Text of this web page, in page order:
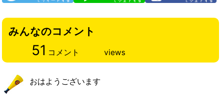
みんなのコメント
51 コメント views
おはようございます